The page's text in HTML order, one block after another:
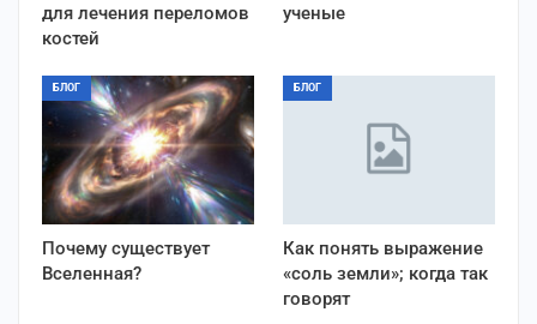
для лечения переломов
костей
ученые
БЛОГ
Почему существует
Вселенная?
БЛОГ
Как понять выражение
«соль земли»; когда так
говорят